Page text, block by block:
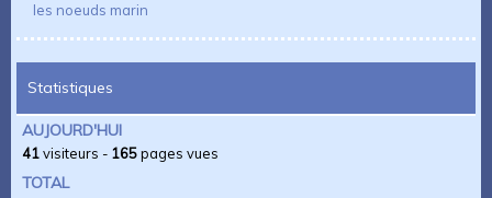
les noeuds marin
Statistiques
AUJOURD'HUI
41visiteurs - 165pages vues
TOTAL